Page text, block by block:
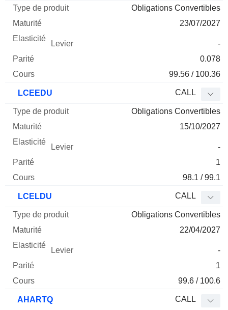
Obligations Convertibles
23/07/2027
-
0.078
99.56 / 100.36
LCEEDU CALL
Obligations Convertibles
15/10/2027
-
1
98.1 / 99.1
LCELDU CALL
Obligations Convertibles
22/04/2027
-
1
99.6 / 100.6
AHARTQ CALL